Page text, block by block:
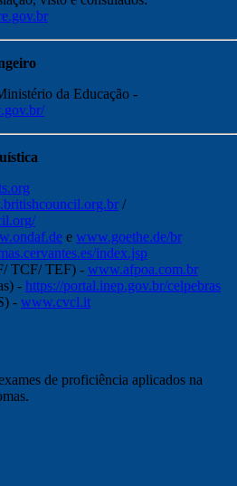
da Educação -
/
e www.goethe.de/br
index.jsp
TCF/ TEF) - www.afpoa.com.br
- https://portal.inep.gov.br/celpebras
- www.cvcl.it
de proficiência aplicados na